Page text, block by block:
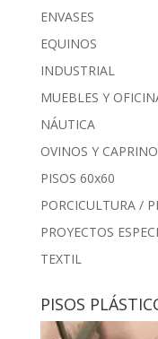
ENVASES
EQUINOS
INDUSTRIAL
MUEBLES Y
NÁUTICA
OVINOS Y
PISOS 60x60
PORCICULTURA /
PROYECTOS
TEXTIL
PISOS